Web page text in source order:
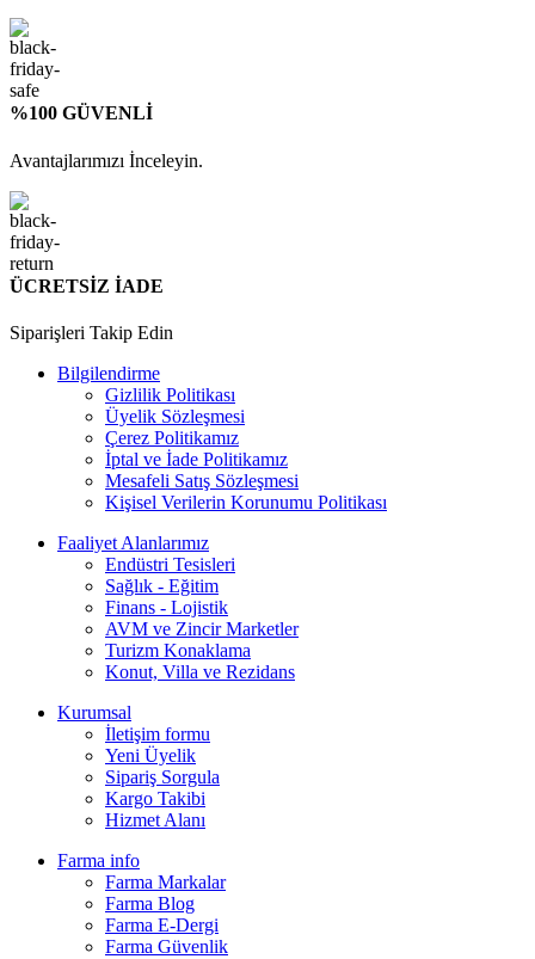
%100 GÜVENLİ
Avantajlarımızı İnceleyin.
ÜCRETSİZ İADE
Siparişleri Takip Edin
Bilgilendirme
Gizlilik Politikası
Üyelik Sözleşmesi
Çerez Politikamız
İptal ve İade Politikamız
Mesafeli Satış Sözleşmesi
Kişisel Verilerin Korunumu Politikası
Faaliyet Alanlarımız
Endüstri Tesisleri
Sağlık - Eğitim
Finans - Lojistik
AVM ve Zincir Marketler
Turizm Konaklama
Konut, Villa ve Rezidans
Kurumsal
İletişim formu
Yeni Üyelik
Sipariş Sorgula
Kargo Takibi
Hizmet Alanı
Farma info
Farma Markalar
Farma Blog
Farma E-Dergi
Farma Güvenlik